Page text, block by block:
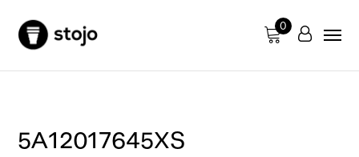
0
5A12017645XS